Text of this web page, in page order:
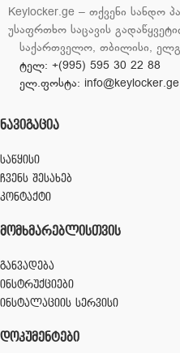
Keylocker.ge – თქვენი სანდო
უსაფრთხო საცავის
საქართველო, თბილისი,
ტელ: +(995) 595 30 22 88
ელ.ფოსტა: info@keylocker.ge
ᲜᲐᲕᲘᲒᲐᲪᲘᲐ
საწყისი
ჩვენს შესახებ
კონტაქტი
ᲛᲝᲛᲮᲛᲐᲠᲔᲑᲚᲘᲡᲗᲕᲘᲡ
განვადება
ინსტრუქციები
ინსტალაციის სერვისი
ᲓᲝᲙᲣᲛᲔᲜᲢᲔᲑᲘ